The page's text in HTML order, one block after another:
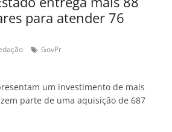
para atender 76
GovPr
um investimento de mais
parte de uma aquisição de 687